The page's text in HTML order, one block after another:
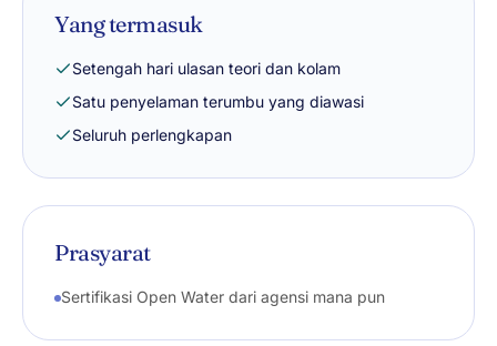
Yang termasuk
Setengah hari ulasan teori dan kolam
Satu penyelaman terumbu yang diawasi
Seluruh perlengkapan
Prasyarat
Sertifikasi Open Water dari agensi mana pun